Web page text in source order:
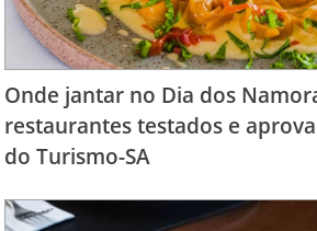
Onde jantar no Dia dos
restaurantes testados e
do Turismo-SA